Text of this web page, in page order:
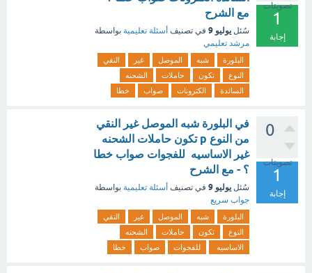
تصويتات
1
إجابة
مع الشرح
سُئل يوليو 9 في تصنيف أسئلة تعليمية بواسطة
مرشد تعليمي
البلورة شبه الموصل غير
النقي
النوع
تكون حاملات
الشحنه
السائدة
الكترونات صواب خطا
0
تصويتات
1
إجابة
في البلورة شبه الموصل غير النقي
من النوع p تكون حاملات الشحنه
غير الاساسيه للفجوات صواب خطا
؟ - مع الشرح
سُئل يوليو 9 في تصنيف أسئلة تعليمية بواسطة
جواب سريع
البلورة شبه الموصل غير
النقي
النوع
تكون حاملات
الشحنه
الاساسيه
للفجوات صواب خطا